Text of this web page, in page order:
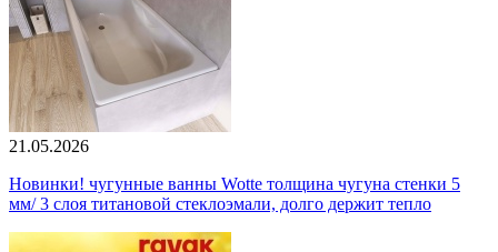
21.05.2026
Новинки! чугунные ванны Wotte толщина чугуна стенки 5
мм/ 3 слоя титановой стеклоэмали, долго держит тепло